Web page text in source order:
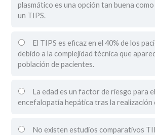
plasmático es una opción tan buena
un TIPS.
El TIPS es eficaz en el 40% de los
debido a la complejidad técnica que
población de pacientes.
La edad es un factor de riesgo para
encefalopatía hepática tras la realización
No existen estudios comparativos